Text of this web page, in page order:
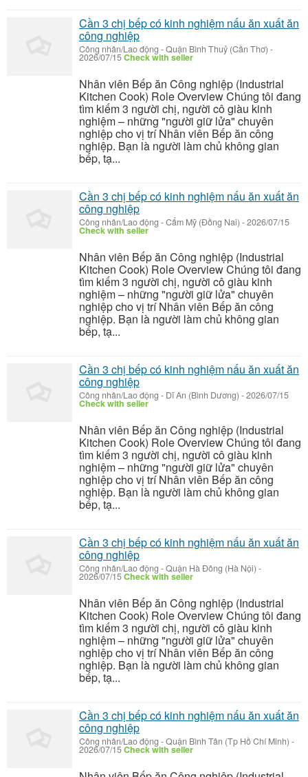
Cần 3 chị bếp có kinh nghiệm nấu ăn xuất ăn
công nghiệp
Công nhân/Lao động -Quận Bình Thuỷ (Cần Thơ) -
2026/07/15Check with seller
Nhân viên Bếp ăn Công nghiệp (Industrial
Kitchen Cook) Role Overview Chúng tôi đang
tìm kiếm 3 người chị, người cô giàu kinh
nghiệm – những "người giữ lửa" chuyên
nghiệp cho vị trí Nhân viên Bếp ăn công
nghiệp. Bạn là người làm chủ không gian
bếp, tạ...
Cần 3 chị bếp có kinh nghiệm nấu ăn xuất ăn
công nghiệp
Công nhân/Lao động -Cẩm Mỹ (Đồng Nai) -2026/07/15
Check with seller
Nhân viên Bếp ăn Công nghiệp (Industrial
Kitchen Cook) Role Overview Chúng tôi đang
tìm kiếm 3 người chị, người cô giàu kinh
nghiệm – những "người giữ lửa" chuyên
nghiệp cho vị trí Nhân viên Bếp ăn công
nghiệp. Bạn là người làm chủ không gian
bếp, tạ...
Cần 3 chị bếp có kinh nghiệm nấu ăn xuất ăn
công nghiệp
Công nhân/Lao động - Dĩ An (Bình Dương) -2026/07/15
Check with seller
Nhân viên Bếp ăn Công nghiệp (Industrial
Kitchen Cook) Role Overview Chúng tôi đang
tìm kiếm 3 người chị, người cô giàu kinh
nghiệm – những "người giữ lửa" chuyên
nghiệp cho vị trí Nhân viên Bếp ăn công
nghiệp. Bạn là người làm chủ không gian
bếp, tạ...
Cần 3 chị bếp có kinh nghiệm nấu ăn xuất ăn
công nghiệp
Công nhân/Lao động -Quận Hà Đông (Hà Nội) -
2026/07/15Check with seller
Nhân viên Bếp ăn Công nghiệp (Industrial
Kitchen Cook) Role Overview Chúng tôi đang
tìm kiếm 3 người chị, người cô giàu kinh
nghiệm – những "người giữ lửa" chuyên
nghiệp cho vị trí Nhân viên Bếp ăn công
nghiệp. Bạn là người làm chủ không gian
bếp, tạ...
Cần 3 chị bếp có kinh nghiệm nấu ăn xuất ăn
công nghiệp
Công nhân/Lao động -Quận Bình Tân (Tp Hồ Chí Minh) -
2026/07/15Check with seller